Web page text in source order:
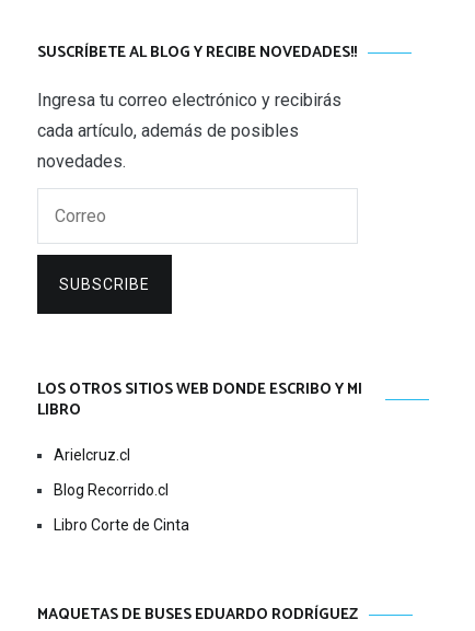
SUSCRÍBETE AL BLOG Y RECIBE NOVEDADES!!
Ingresa tu correo electrónico y recibirás
cada artículo, además de posibles
novedades.
SUBSCRIBE
LOS OTROS SITIOS WEB DONDE ESCRIBO Y MI
LIBRO
Arielcruz.cl
Blog Recorrido.cl
Libro Corte de Cinta
MAQUETAS DE BUSES EDUARDO RODRÍGUEZ